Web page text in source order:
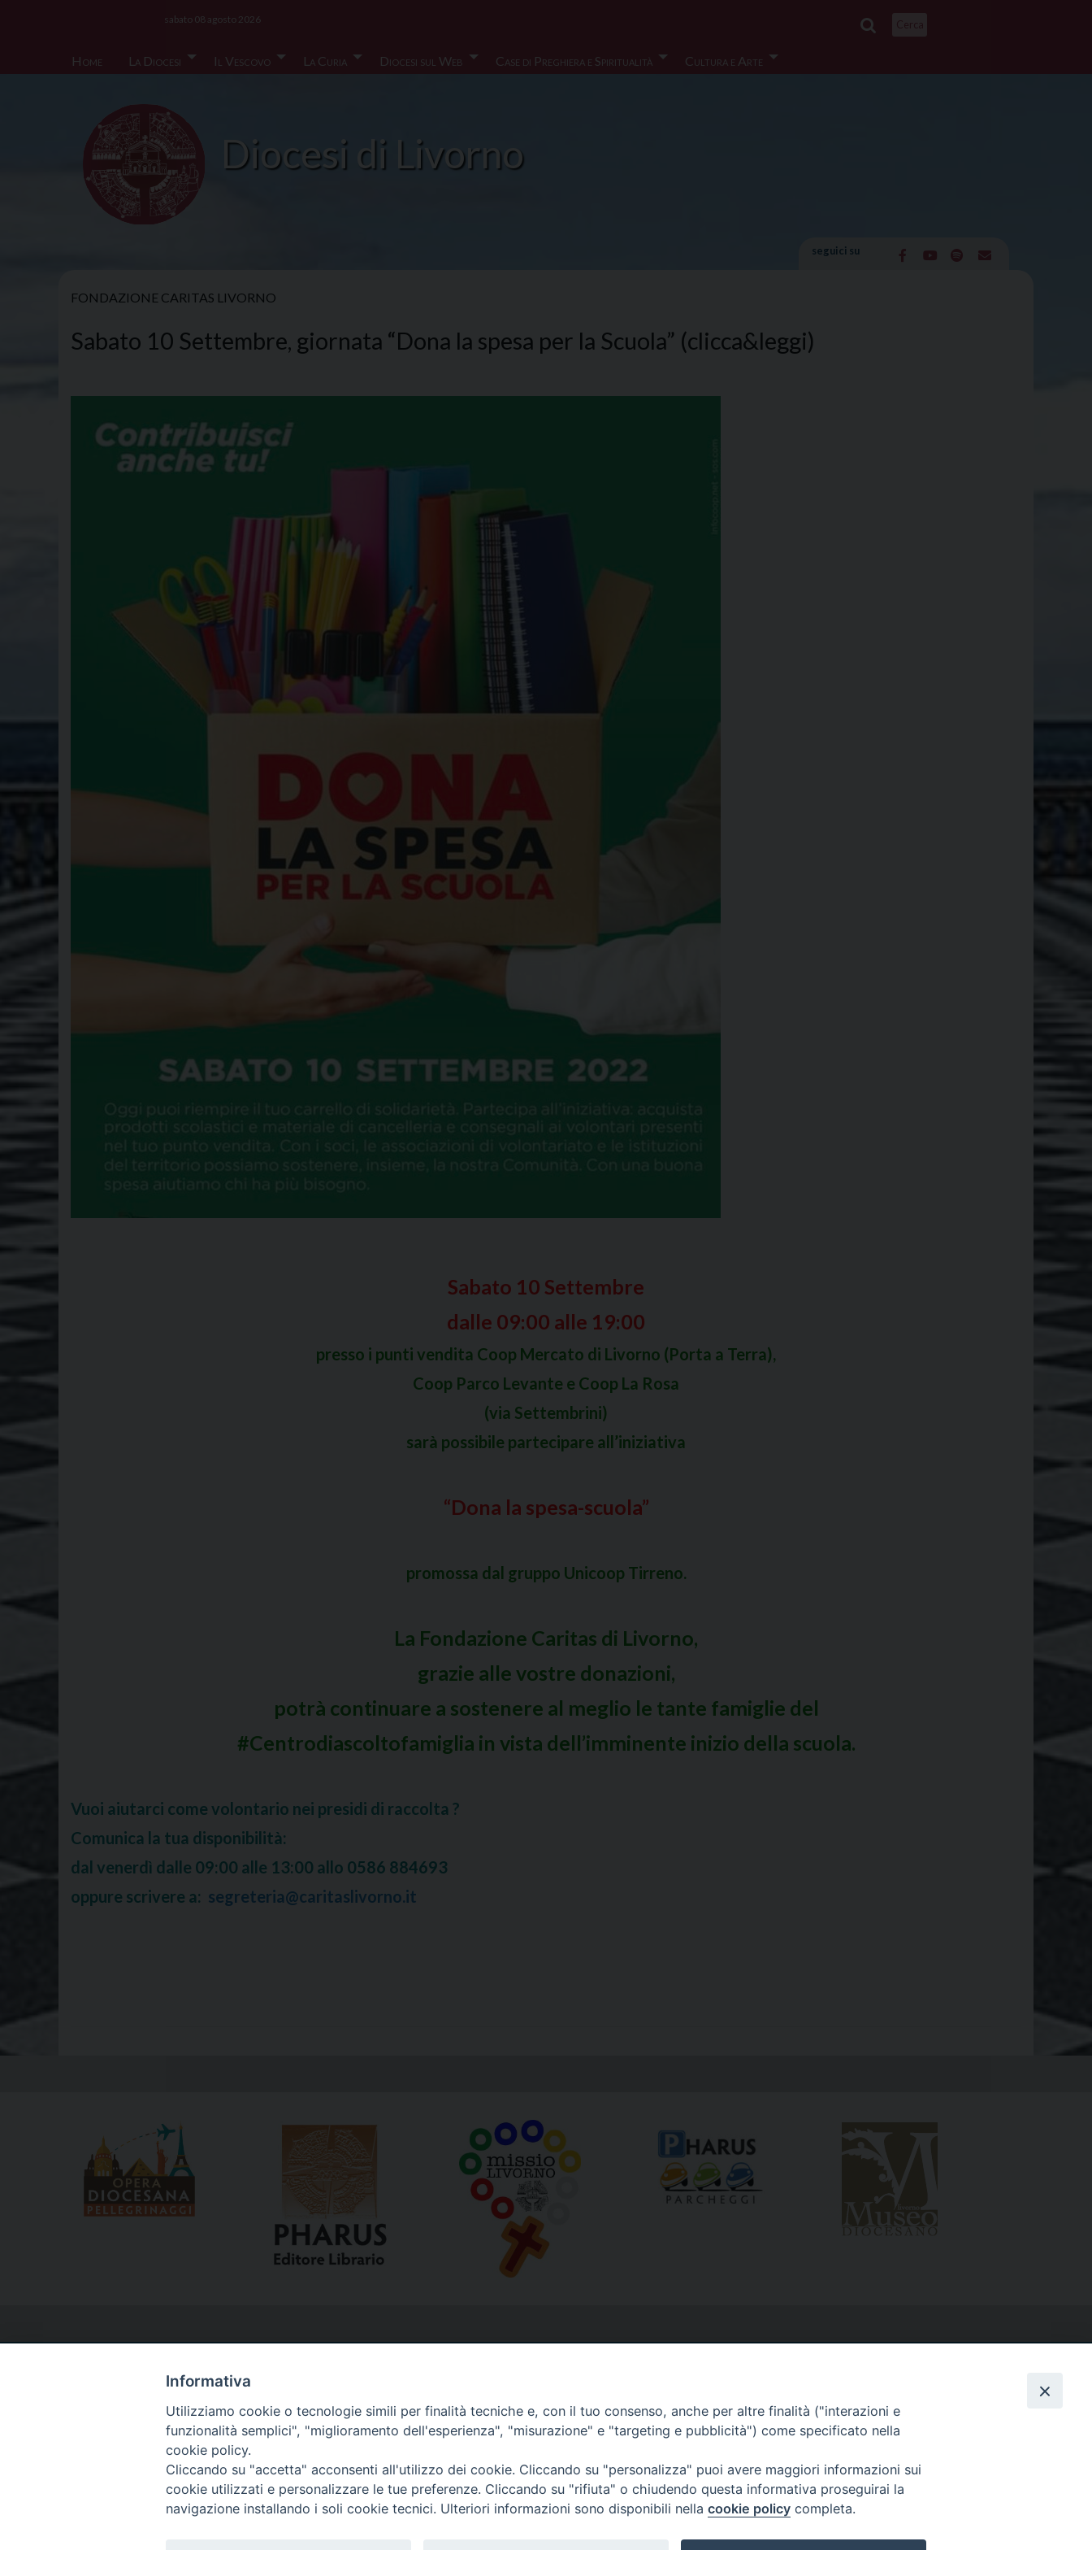
Home
La Diocesi Il Vescovo La Curia Diocesi sul Web Case di Preghiera e Spiritualità Cultura e Arte
sabato 08 agosto 2026
Diocesi di Livorno
seguici su
FONDAZIONE CARITAS LIVORNO
Sabato 10 Settembre, giornata “Dona la spesa per la Scuola” (clicca&leggi)
Sabato 10 Settembre
dalle 09:00 alle 19:00
presso i punti vendita Coop Mercato di Livorno (Porta a Terra),
Coop Parco Levante e Coop La Rosa
(via Settembrini)
sarà possibile partecipare all’iniziativa
“Dona la spesa-scuola”
promossa dal gruppo Unicoop Tirreno.
La Fondazione Caritas di Livorno,
grazie alle vostre donazioni,
potrà continuare a sostenere al meglio le tante famiglie del
#Centrodiascoltofamiglia in vista dell’imminente inizio della scuola.
Vuoi aiutarci come volontario nei presidi di raccolta ?
Comunica la tua disponibilità:
dal venerdì dalle 09:00 alle 13:00 allo 0586 884693
oppure scrivere a: segreteria@caritaslivorno.it
Via del Seminario, 61 - 57122 Livorno LI
Tel. 0586 276211
Informativa
Utilizziamo cookie o tecnologie simili per finalità tecniche e, con il tuo consenso, anche per altre finalità ("interazioni e
funzionalità semplici", "miglioramento dell'esperienza", "misurazione" e "targeting e pubblicità") come specificato nella
cookie policy.
Cliccando su "accetta" acconsenti all'utilizzo dei cookie. Cliccando su "personalizza" puoi avere maggiori informazioni sui
cookie utilizzati e personalizzare le tue preferenze. Cliccando su "rifiuta" o chiudendo questa informativa proseguirai la
navigazione installando i soli cookie tecnici. Ulteriori informazioni sono disponibili nella cookie policy completa.